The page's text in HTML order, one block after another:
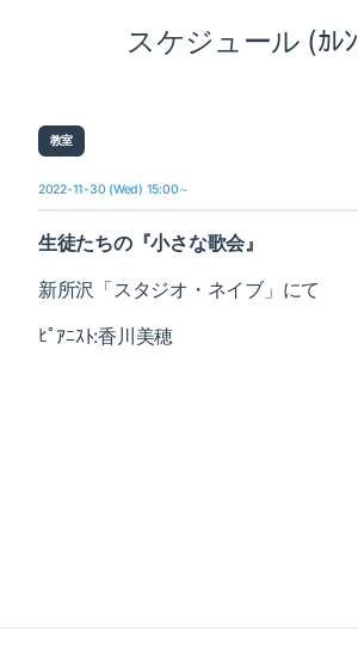
スケジュール (ｶﾚ
教室
2022-11-30 (Wed) 15:00～
生徒たちの『小さな歌会』
新所沢「スタジオ・ネイブ」にて
ﾋﾟｱﾆｽﾄ:香川美穂